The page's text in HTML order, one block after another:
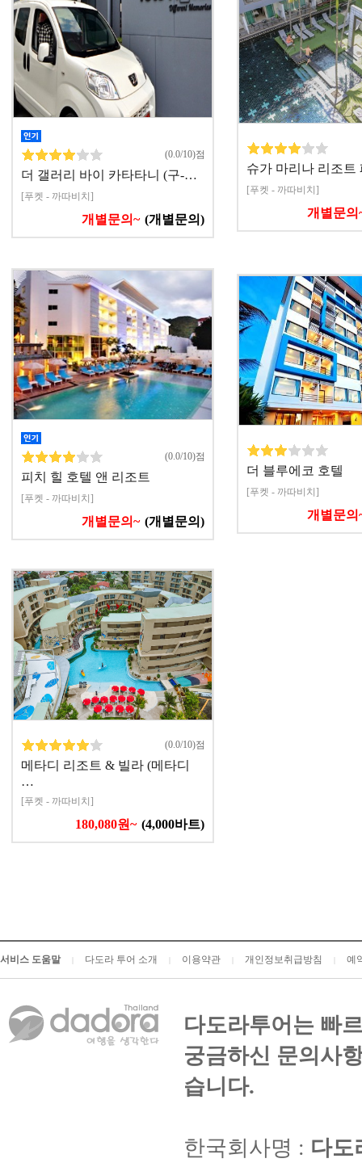
(0.0/10)점
더 갤러리 바이 카타타니 (구-…
[푸켓 - 까따비치]
개별문의~ (개별문의)
슈가 마리나 리조
[푸켓 - 까따비치]
개별문의
(0.0/10)점
피치 힐 호텔 앤 리조트
[푸켓 - 까따비치]
개별문의~ (개별문의)
더 블루에코 호텔
[푸켓 - 까따비치]
개별문의
(0.0/10)점
메타디 리조트 & 빌라 (메타디
…
[푸켓 - 까따비치]
180,080원~ (4,000바트)
서비스 도움말 다도라 투어 소개 이용약관 개인정보취급방침 예
다도라투어는 빠
궁금하신 문의사
습니다.
한국회사명 : 다도